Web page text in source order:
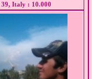
39, Italy : 10.000